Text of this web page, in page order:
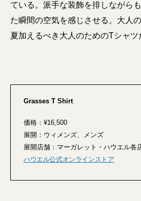
ている。派手な装飾を排しながら
た瞬間の空気を感じさせる。大人
夏加えるべき大人のためのTシャツ
Grasses T Shirt
価格：¥16,500
展開：ウィメンズ、メンズ
展開店舗：マーガレット・ハウエル各
ハウエル公式オンラインストア